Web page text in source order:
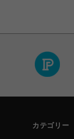
カテゴリー